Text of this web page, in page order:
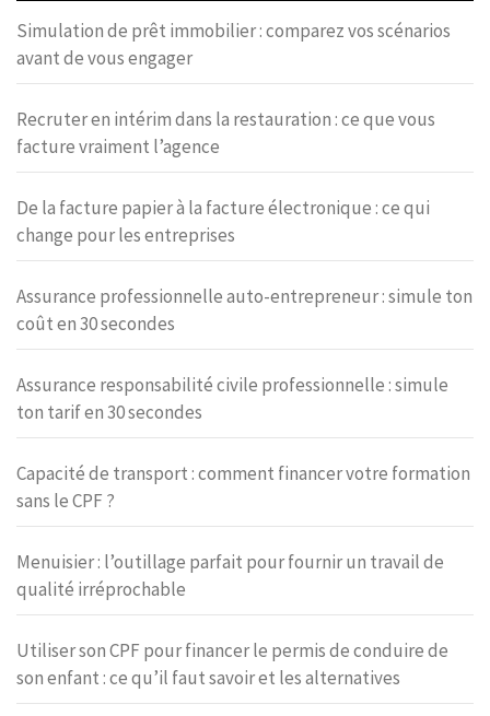
Simulation de prêt immobilier : comparez vos scénarios
avant de vous engager
Recruter en intérim dans la restauration : ce que vous
facture vraiment l’agence
De la facture papier à la facture électronique : ce qui
change pour les entreprises
Assurance professionnelle auto-entrepreneur : simule ton
coût en 30 secondes
Assurance responsabilité civile professionnelle : simule
ton tarif en 30 secondes
Capacité de transport : comment financer votre formation
sans le CPF ?
Menuisier : l’outillage parfait pour fournir un travail de
qualité irréprochable
Utiliser son CPF pour financer le permis de conduire de
son enfant : ce qu’il faut savoir et les alternatives